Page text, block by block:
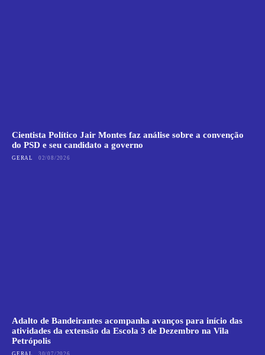
Cientista Político Jair Montes faz análise sobre a convenção
do PSD e seu candidato a governo
GERAL 02/08/2026
Adalto de Bandeirantes acompanha avanços para início das
atividades da extensão da Escola 3 de Dezembro na Vila
Petrópolis
GERAL 30/07/2026